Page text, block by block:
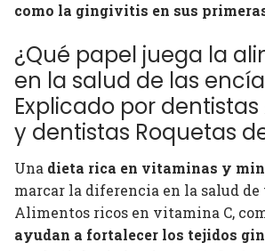
como la gingivitis en sus
¿Qué papel juega la
en la salud de las
Explicado por
y dentistas Roquetas
Una dieta rica en vitaminas y
marcar la diferencia en la salud de
Alimentos ricos en vitamina C,
ayudan a fortalecer los tejidos